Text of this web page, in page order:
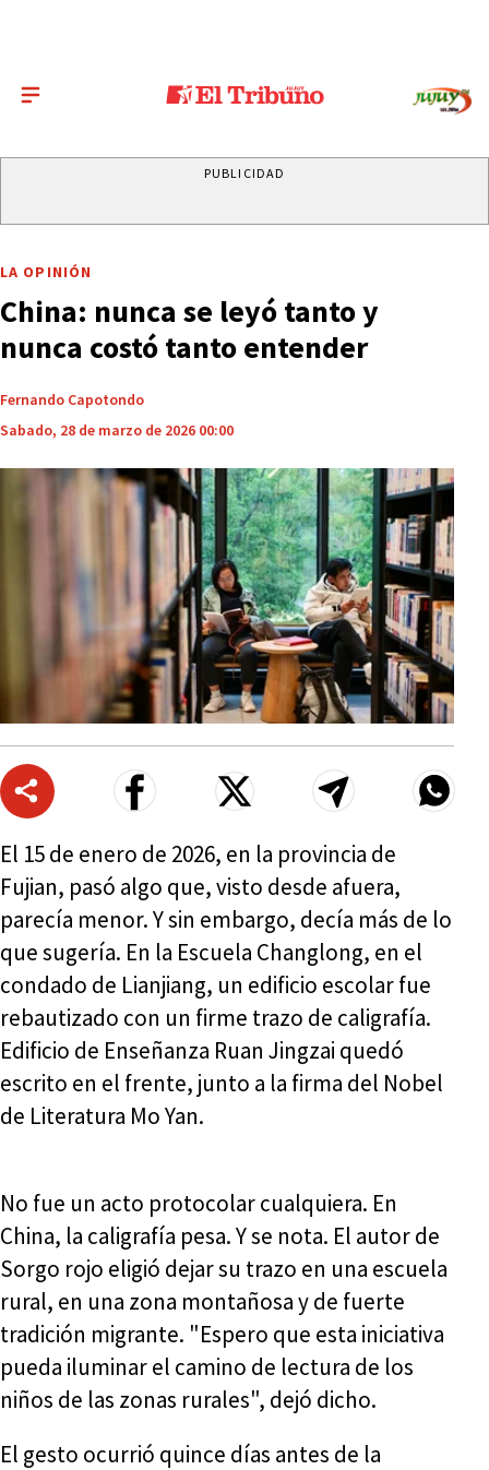
PUBLICIDAD
LA OPINIÓN
China: nunca se leyó tanto y
nunca costó tanto entender
Fernando Capotondo
Sabado, 28 de marzo de 2026 00:00
El 15 de enero de 2026, en la provincia de
Fujian, pasó algo que, visto desde afuera,
parecía menor. Y sin embargo, decía más de lo
que sugería. En la Escuela Changlong, en el
condado de Lianjiang, un edificio escolar fue
rebautizado con un firme trazo de caligrafía.
Edificio de Enseñanza Ruan Jingzai quedó
escrito en el frente, junto a la firma del Nobel
de Literatura Mo Yan.
No fue un acto protocolar cualquiera. En
China, la caligrafía pesa. Y se nota. El autor de
Sorgo rojo eligió dejar su trazo en una escuela
rural, en una zona montañosa y de fuerte
tradición migrante. "Espero que esta iniciativa
pueda iluminar el camino de lectura de los
niños de las zonas rurales", dejó dicho.
El gesto ocurrió quince días antes de la